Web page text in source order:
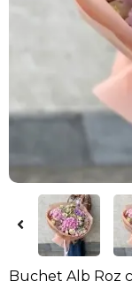
Buchet Alb Roz